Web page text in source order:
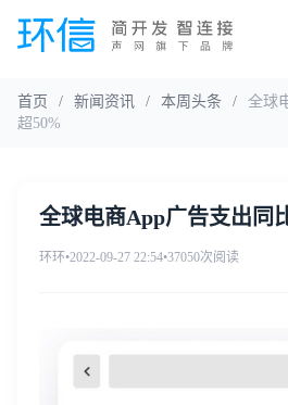
首页 / 新闻资讯 / 本周头条 /
全球
超50%
全球电商App广告支出同
环环•2022-09-27 22:54•37050次阅读